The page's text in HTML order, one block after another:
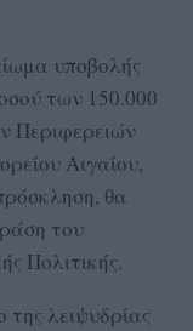
υποβολής
των 150.000
Περιφερειών
Αιγαίου,
θα
του
Πολιτικής.
λειψυδρίας